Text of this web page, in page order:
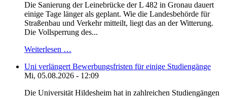
Die Sanierung der Leinebrücke der L 482 in Gronau dauert
einige Tage länger als geplant. Wie die Landesbehörde für
Straßenbau und Verkehr mitteilt, liegt das an der Witterung.
Die Vollsperrung des...
Weiterlesen …
Uni verlängert Bewerbungsfristen für einige Studiengänge
Mi, 05.08.2026 - 12:09
Die Universität Hildesheim hat in zahlreichen Studiengängen